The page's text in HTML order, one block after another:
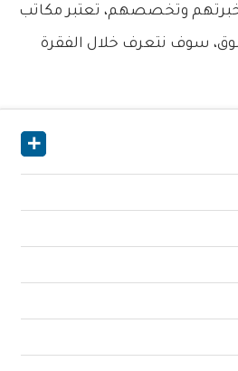
خبرتهم وتخصصهم، تعتبر مكاتب
سوف نتعرف خلال الفقرة